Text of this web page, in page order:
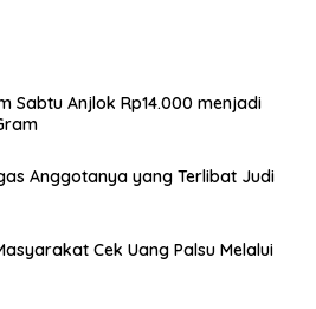
Sabtu Anjlok Rp14.000 menjadi
Anggotanya yang Terlibat Judi
Cek Uang Palsu Melalui